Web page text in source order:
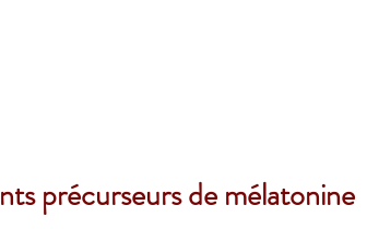
précurseurs de mélatonine